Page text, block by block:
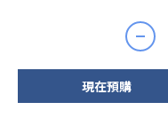
現在預購